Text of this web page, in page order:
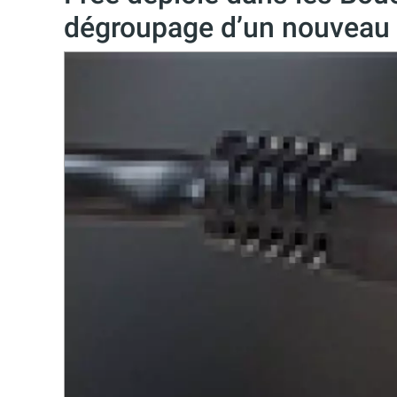
dégroupage d’un nouveau